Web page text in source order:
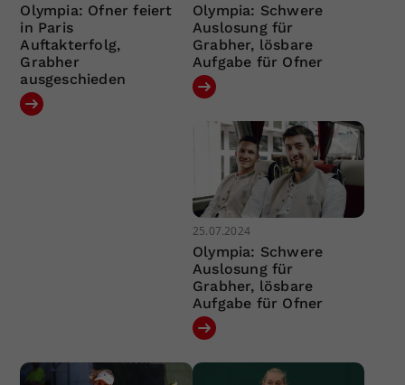
Olympia: Ofner feiert
in Paris
Auftakterfolg,
Grabher
ausgeschieden
Olympia: Schwere
Auslosung für
Grabher, lösbare
Aufgabe für Ofner
25.07.2024
Olympia: Schwere
Auslosung für
Grabher, lösbare
Aufgabe für Ofner